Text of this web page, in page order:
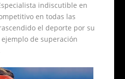
indiscutible en
en todas las
el deporte por su
de superación